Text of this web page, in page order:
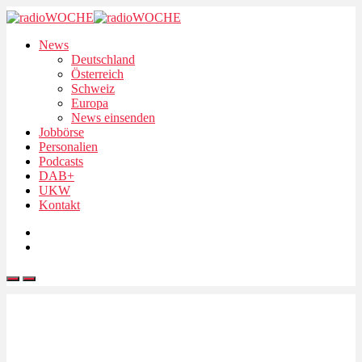
News
Deutschland
Österreich
Schweiz
Europa
News einsenden
Jobbörse
Personalien
Podcasts
DAB+
UKW
Kontakt